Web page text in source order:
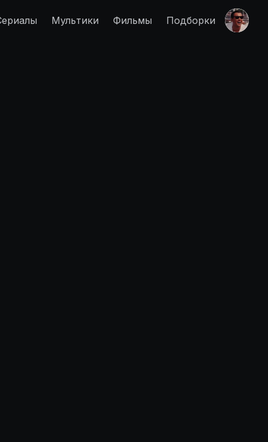
Мультики Фильмы Подборки